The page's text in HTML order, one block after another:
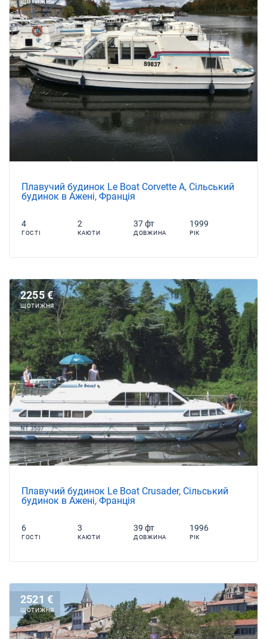
ЩОТИЖНЯ
Плавучий будинок Le Boat Corvette A, Сільський
будинок в Ажені, Франція
4
ГОСТІ
2
КАЮТИ
37 фт
ДОВЖИНА
1999
РІК
2255 €
ЩОТИЖНЯ
Плавучий будинок Le Boat Crusader, Сільський
будинок в Ажені, Франція
6
ГОСТІ
3
КАЮТИ
39 фт
ДОВЖИНА
1996
РІК
2521 €
ЩОТИЖНЯ